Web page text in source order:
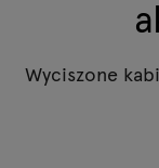
Wyciszone